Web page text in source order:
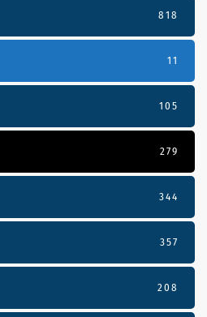
818
11
105
279
344
357
208